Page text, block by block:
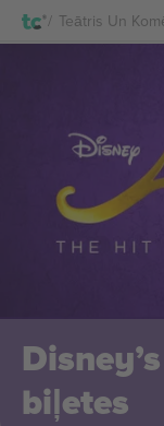
Teātris Un
biļetes